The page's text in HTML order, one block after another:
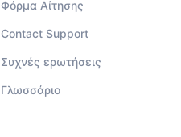
Φόρμα Αίτησης
Contact Support
Συχνές ερωτήσεις
Γλωσσάριο